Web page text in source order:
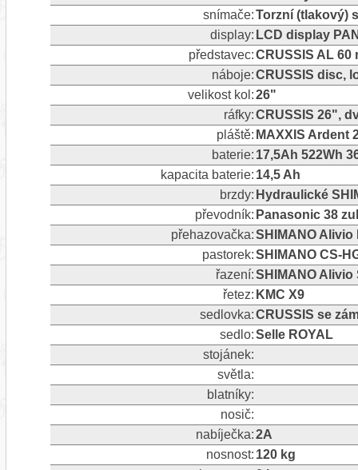
snímače:Torzní (tlakový)
display: LCD display
představec:CRUSSIS AL 60
náboje:CRUSSIS disc,
velikost kol:26"
ráfky:CRUSSIS 26",
pláště: MAXXIS Ardent
baterie: 17,5Ah 522Wh
kapacita baterie: 14,5 Ah
brzdy: Hydraulické
převodník: Panasonic 38
přehazovačka:SHIMANO Alivio
pastorek:SHIMANO CS-
řazení:SHIMANO Alivio
řetez: KMC X9
sedlovka:CRUSSIS se
sedlo:Selle ROYAL
stojánek:
světla:
blatníky:
nosič:
nabíječka:2A
nosnost: 120 kg